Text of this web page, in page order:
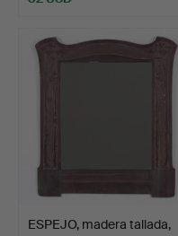
ESPEJO, madera tallada,